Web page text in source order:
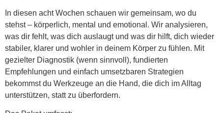
In diesen acht Wochen schauen wir gemeinsam, wo du
stehst – körperlich, mental und emotional. Wir analysieren,
was dir fehlt, was dich auslaugt und was dir hilft, dich wieder
stabiler, klarer und wohler in deinem Körper zu fühlen. Mit
gezielter Diagnostik (wenn sinnvoll), fundierten
Empfehlungen und einfach umsetzbaren Strategien
bekommst du Werkzeuge an die Hand, die dich im Alltag
unterstützen, statt zu überfordern.